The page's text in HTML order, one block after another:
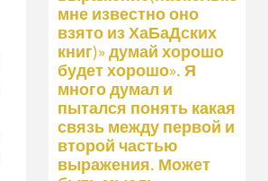
мне известно оно
взято из ХаБаДских
книг)» думай хорошо
будет хорошо». Я
много думал и
пытался понять какая
связь между первой и
второй частью
выражения. Может